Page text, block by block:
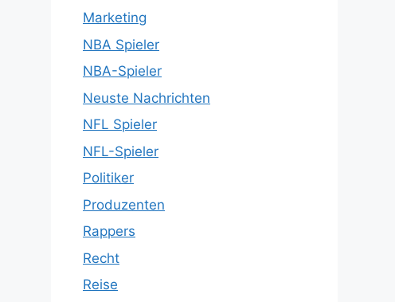
Marketing
NBA Spieler
NBA-Spieler
Neuste Nachrichten
NFL Spieler
NFL-Spieler
Politiker
Produzenten
Rappers
Recht
Reise